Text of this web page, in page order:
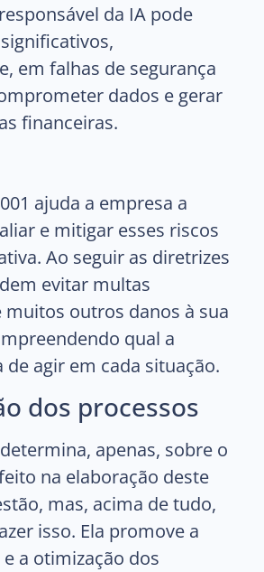
da IA pode
em falhas de segurança
dados e gerar
financeiras.
ajuda a empresa a
e mitigar esses riscos
Ao seguir as diretrizes
evitar multas
muitos outros danos à sua
qual a
agir em cada situação.
dos processos
apenas, sobre o
na elaboração deste
mas, acima de tudo,
isso. Ela promove a
a otimização dos